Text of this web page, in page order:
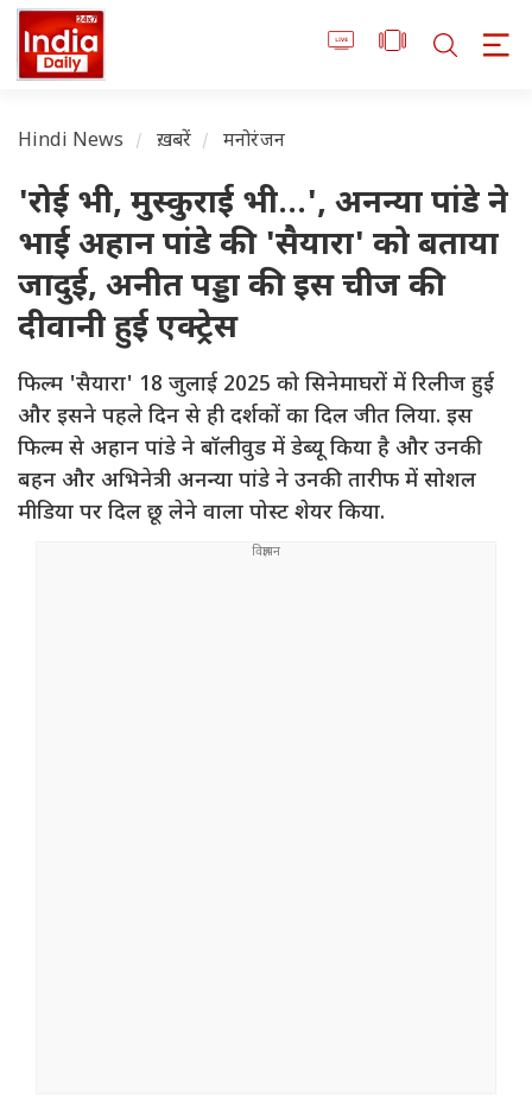
Hindi News ख़बरें मनोरंजन
'रोई भी, मुस्कुराई भी...', अनन्या पांडे ने
भाई अहान पांडे की 'सैयारा' को बताया
जादुई, अनीत पड्डा की इस चीज की
दीवानी हुई एक्ट्रेस
फिल्म 'सैयारा' 18 जुलाई 2025 को सिनेमाघरों में रिलीज हुई
और इसने पहले दिन से ही दर्शकों का दिल जीत लिया. इस
फिल्म से अहान पांडे ने बॉलीवुड में डेब्यू किया है और उनकी
बहन और अभिनेत्री अनन्या पांडे ने उनकी तारीफ में सोशल
मीडिया पर दिल छू लेने वाला पोस्ट शेयर किया.